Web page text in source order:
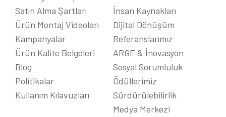
Satın Alma Şartları
Ürün Montaj Videoları
Kampanyalar
Ürün Kalite Belgeleri
Blog
Politikalar
Kullanım Kılavuzları
İnsan Kaynakları
Dijital Dönüşüm
Referanslarımız
ARGE & İnovasyon
Sosyal Sorumluluk
Ödüllerimiz
Sürdürülebilirlik
Medya Merkezi